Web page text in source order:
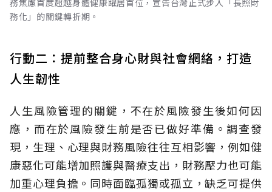
務化」的關鍵轉折期。
行動二：提前整合身心財與社會網絡，打造
人生韌性
人生風險管理的關鍵，不在於風險發生後如何因
應，而在於風險發生前是否已做好準備。調查發
現，生理、心理與財務風險往往互相影響，例如健
康惡化可能增加照護與醫療支出，財務壓力也可能
加重心理負擔。同時面臨孤獨或孤立，缺乏可提供